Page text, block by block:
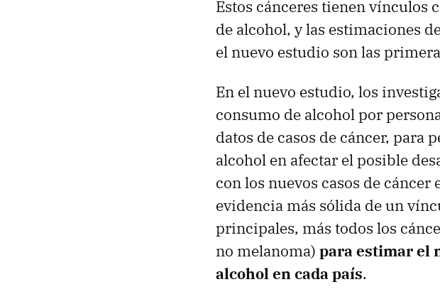
Estos cánceres tienen vínculos
de alcohol, y las estimaciones
el nuevo estudio son las
En el nuevo estudio, los
consumo de alcohol por
datos de casos de cáncer,
alcohol en afectar el posible
con los nuevos casos de
evidencia más sólida de un
principales, más todos los
no melanoma) para estimar el
alcohol en cada país.